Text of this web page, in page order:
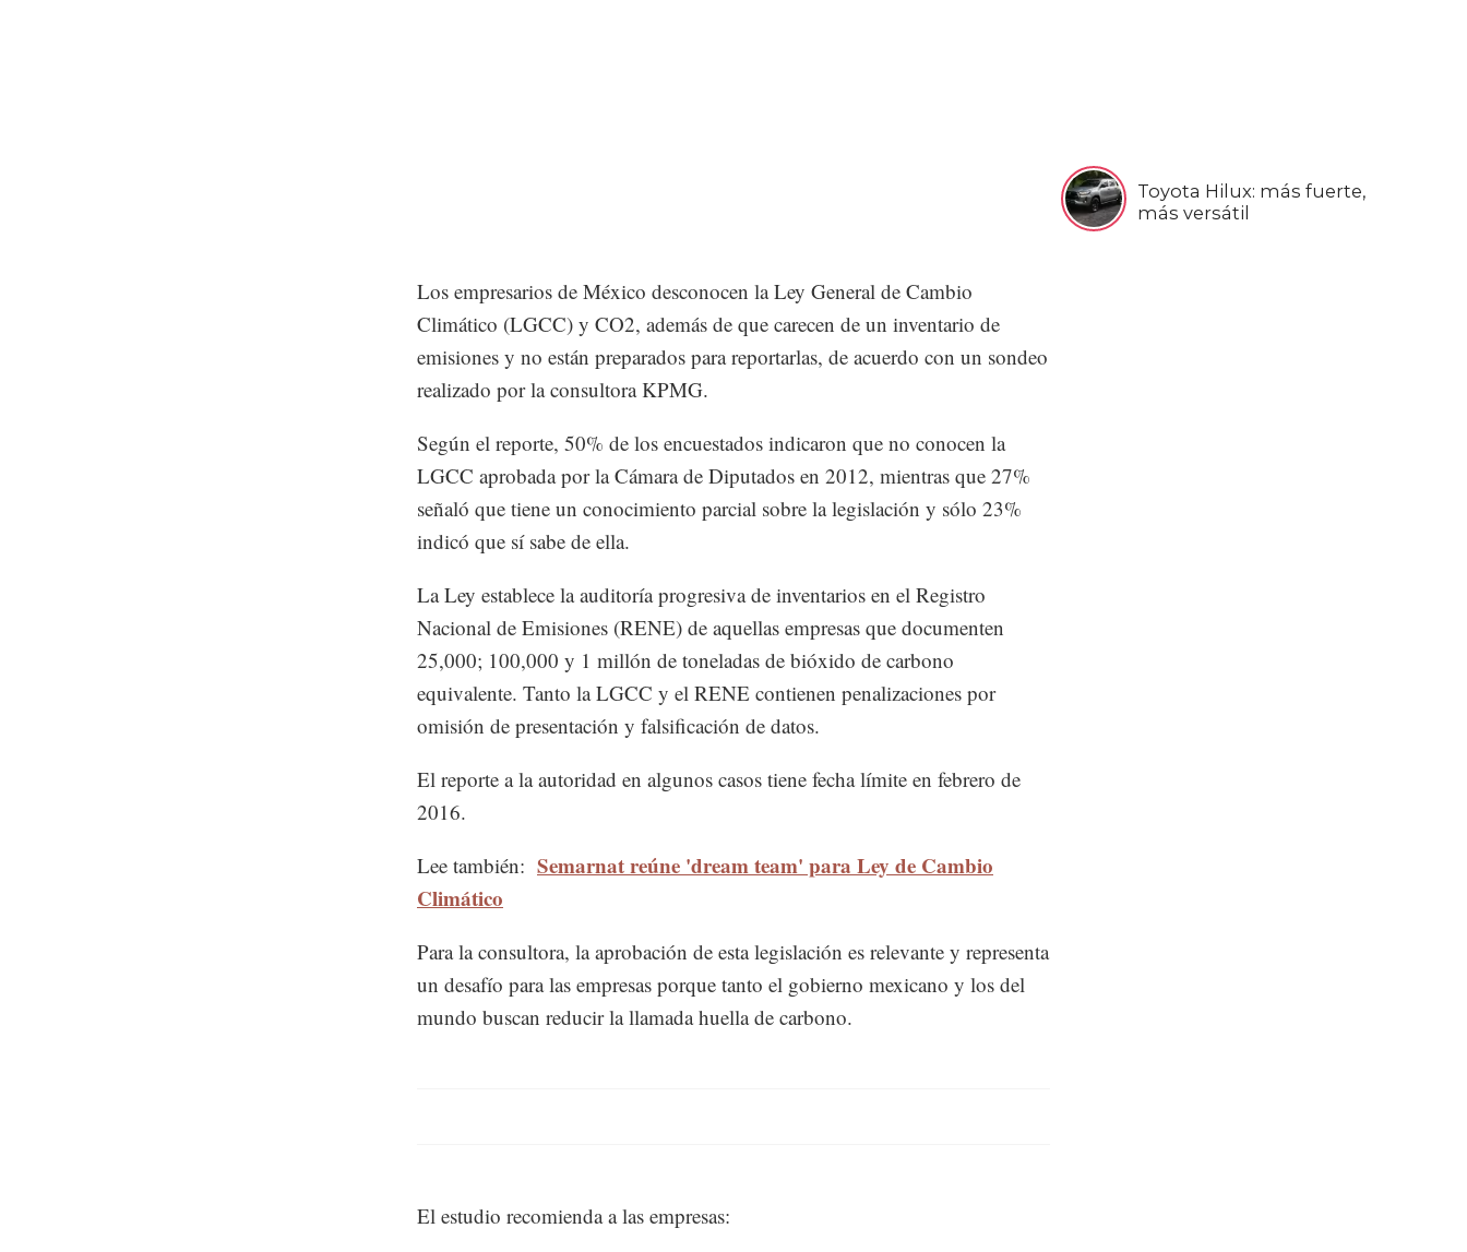
Toyota Hilux: más fuerte,
más versátil
Los empresarios de México desconocen la Ley General de Cambio
Climático (LGCC) y CO2, además de que carecen de un inventario de
emisiones y no están preparados para reportarlas, de acuerdo con un sondeo
realizado por la consultora KPMG.
Según el reporte, 50% de los encuestados indicaron que no conocen la
LGCC aprobada por la Cámara de Diputados en 2012, mientras que 27%
señaló que tiene un conocimiento parcial sobre la legislación y sólo 23%
indicó que sí sabe de ella.
La Ley establece la auditoría progresiva de inventarios en el Registro
Nacional de Emisiones (RENE) de aquellas empresas que documenten
25,000; 100,000 y 1 millón de toneladas de bióxido de carbono
equivalente. Tanto la LGCC y el RENE contienen penalizaciones por
omisión de presentación y falsificación de datos.
El reporte a la autoridad en algunos casos tiene fecha límite en febrero de
2016.
Lee también: Semarnat reúne 'dream team' para Ley de Cambio
Climático
Para la consultora, la aprobación de esta legislación es relevante y representa
un desafío para las empresas porque tanto el gobierno mexicano y los del
mundo buscan reducir la llamada huella de carbono.
El estudio recomienda a las empresas: